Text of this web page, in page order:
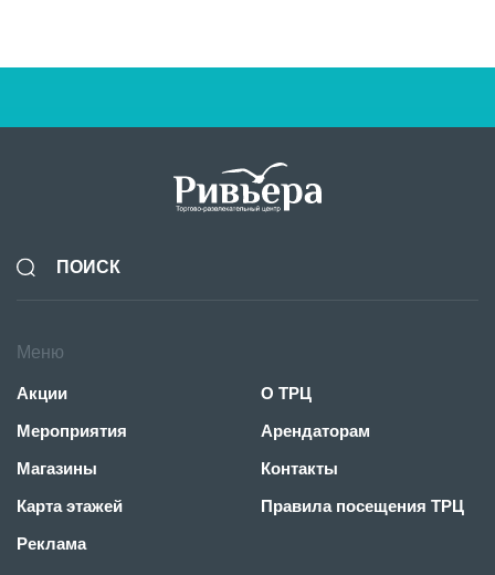
Меню
Акции
Мероприятия
Магазины
Карта этажей
Реклама
О ТРЦ
Арендаторам
Контакты
Правила посещения ТРЦ